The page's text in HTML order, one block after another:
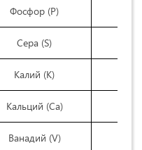
Фосфор (P)
Сера (S)
Калий (K)
Кальций (Са)
Ванадий (V)